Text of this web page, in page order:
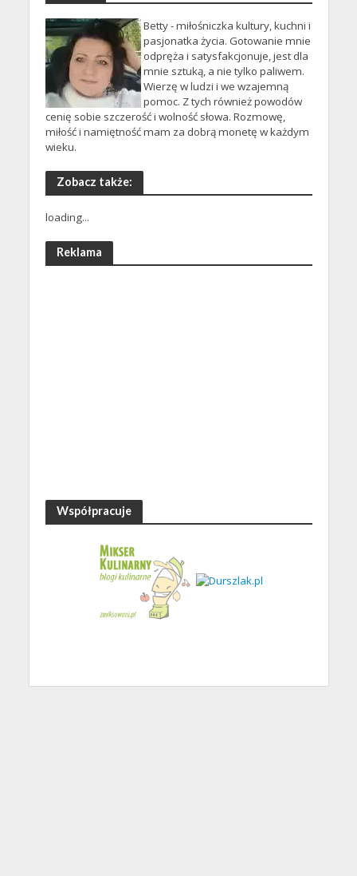
Betty - miłośniczka kultury, kuchni i
pasjonatka życia. Gotowanie mnie
odpręża i satysfakcjonuje, jest dla
mnie sztuką, a nie tylko paliwem.
Wierzę w ludzi i we wzajemną
pomoc. Z tych również powodów
cenię sobie szczerość i wolność słowa. Rozmowę,
miłość i namiętność mam za dobrą monetę w każdym
wieku.
Zobacz także:
loading...
Reklama
Współpracuje